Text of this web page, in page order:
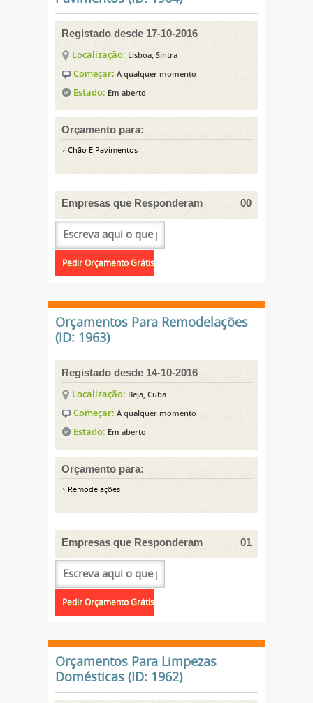
Registado desde 17-10-2016
Localização: Lisboa, Sintra
Começar: A qualquer momento
Estado: Em aberto
Orçamento para:
Chão E Pavimentos
Empresas que Responderam 00
Orçamentos Para Remodelações
(ID: 1963)
Registado desde 14-10-2016
Localização: Beja, Cuba
Começar: A qualquer momento
Estado: Em aberto
Orçamento para:
Remodelações
Empresas que Responderam 01
Orçamentos Para Limpezas
Domésticas (ID: 1962)